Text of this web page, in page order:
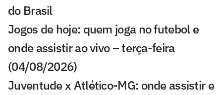
do Brasil
Jogos de hoje: quem joga no futebol e
onde assistir ao vivo – terça-feira
(04/08/2026)
Juventude x Atlético-MG: onde assistir e